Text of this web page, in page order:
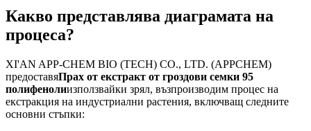
Какво представлява диаграмата на
процеса?
XI'AN APP-CHEM BIO (TECH) CO., LTD. (APPCHEM)
предоставяПрах от екстракт от гроздови семки 95
полифенолиизползвайки зрял, възпроизводим процес на
екстракция на индустриални растения, включващ следните
основни стъпки: